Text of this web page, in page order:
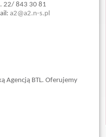
22/ 843 30 81
a2@a2.n-s.pl
Agencją BTL. Oferujemy